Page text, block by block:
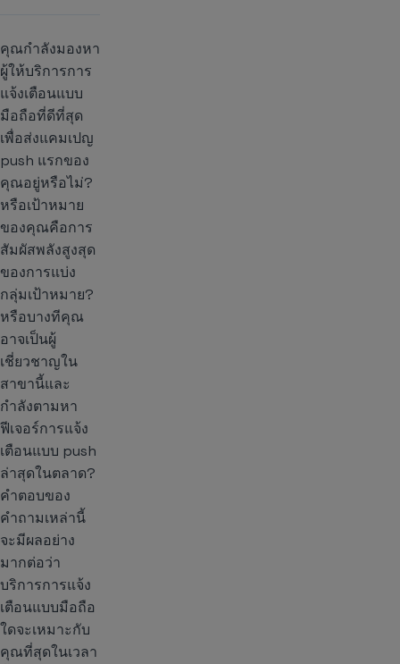
คุณกำลังมองหา
ผู้ให้บริการการ
แจ้งเตือนแบบ
มือถือที่ดีที่สุด
เพื่อส่งแคมเปญ
push แรกของ
คุณอยู่หรือไม่?
หรือเป้าหมาย
ของคุณคือการ
สัมผัสพลังสูงสุด
ของการแบ่ง
กลุ่มเป้าหมาย?
หรือบางทีคุณ
อาจเป็นผู้
เชี่ยวชาญใน
สาขานี้และ
กำลังตามหา
ฟีเจอร์การแจ้ง
เตือนแบบ push
ล่าสุดในตลาด?
คำตอบของ
คำถามเหล่านี้
จะมีผลอย่าง
มากต่อว่า
บริการการแจ้ง
เตือนแบบมือถือ
ใดจะเหมาะกับ
คุณที่สุดในเวลา